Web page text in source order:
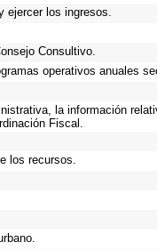
ejercer los ingresos.
Consultivo.
operativos anuales
la información
Fiscal.
los recursos.